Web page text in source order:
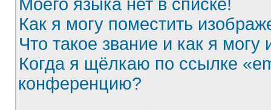
Моего языка нет в списке!
Как я могу поместить
Что такое звание и как я могу
Когда я щёлкаю по ссылке
конференцию?